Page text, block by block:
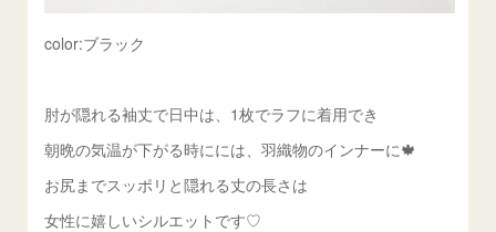
color:ブラック
肘が隠れる袖丈で日中は、1枚でラフに着用でき
朝晩の気温が下がる時にには、羽織物のインナーに🍁
お尻までスッポリと隠れる丈の長さは
女性に嬉しいシルエットです♡